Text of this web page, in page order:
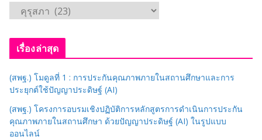
ม
ว
มู่
เรื่องล่าสุด
(สพฐ.) โมดูลที่ 1 : การประกันคุณภาพภายในสถานศึกษาและการ
ประยุกต์ใช้ปัญญาประดิษฐ์ (AI)
(สพฐ.) โครงการอบรมเชิงปฏิบัติการหลักสูตรการดำเนินการประกัน
คุณภาพภายในสถานศึกษา ด้วยปัญญาประดิษฐ์ (AI) ในรูปแบบ
ออนไลน์